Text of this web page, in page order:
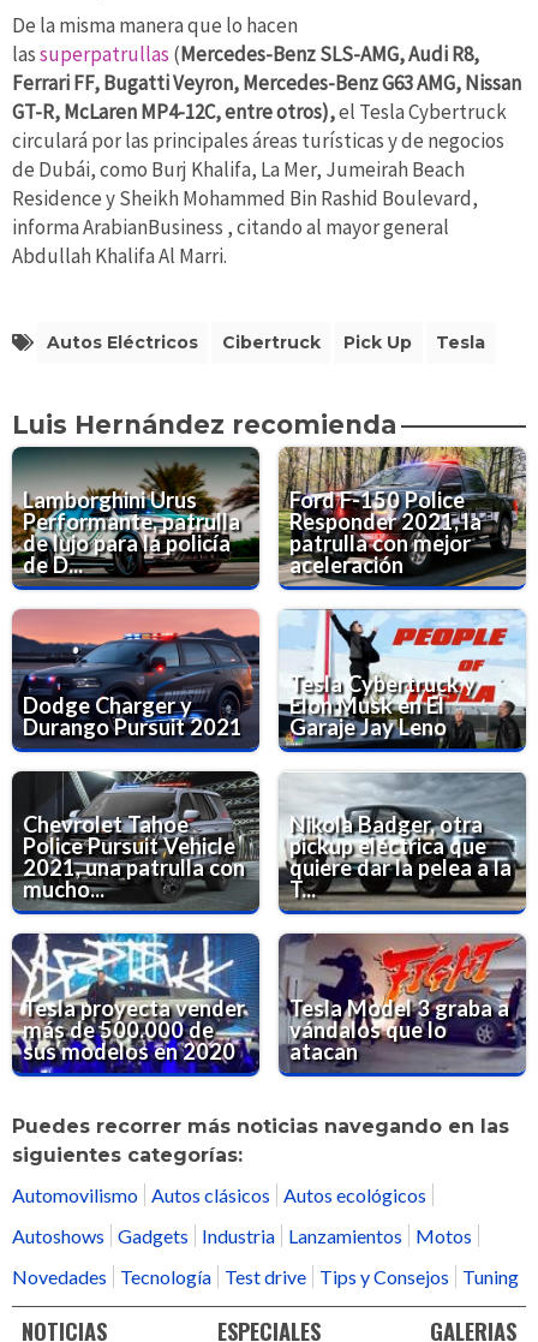
De la misma manera que lo hacen
lassuperpatrullas (Mercedes-Benz SLS-AMG, Audi R8,
Ferrari FF, Bugatti Veyron, Mercedes-Benz G63 AMG, Nissan
GT-R, McLaren MP4-12C, entre otros),el Tesla Cybertruck
circulará por las principales áreas turísticas y de negocios
de Dubái, como Burj Khalifa, La Mer, Jumeirah Beach
Residence y Sheikh Mohammed Bin Rashid Boulevard,
informa ArabianBusiness , citando al mayor general
Abdullah Khalifa Al Marri.
Autos Eléctricos Cibertruck Pick Up Tesla
Luis Hernández recomienda
Lamborghini Urus
Performante, patrulla
de lujo para la policía
de D...
Ford F-150 Police
Responder 2021, la
patrulla con mejor
aceleración
Dodge Charger y
Durango Pursuit 2021
Tesla Cybertruck y
Elon Musk en El
Garaje Jay Leno
Chevrolet Tahoe
Police Pursuit Vehicle
2021, una patrulla con
mucho...
Nikola Badger, otra
pickup eléctrica que
quiere dar la pelea a la
T...
Tesla proyecta vender
más de 500.000 de
sus modelos en 2020
Tesla Model 3 graba a
vándalos que lo
atacan
Puedes recorrer más noticias navegando en las
siguientes categorías:
Automovilismo Autos clásicos
Autos ecológicos
Autoshows
Gadgets Industria Lanzamientos
Motos
Novedades
Tecnología Test drive Tips y Consejos Tuning
NOTICIAS ESPECIALES GALERIAS